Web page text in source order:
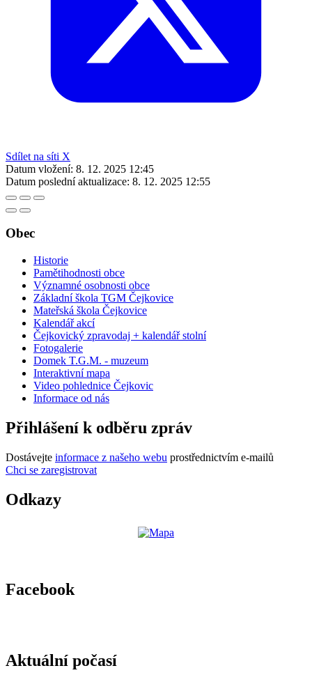
Sdílet na síti X
Datum vložení: 8. 12. 2025 12:45
Datum poslední aktualizace: 8. 12. 2025 12:55
Obec
Historie
Pamětihodnosti obce
Významné osobnosti obce
Základní škola TGM Čejkovice
Mateřská škola Čejkovice
Kalendář akcí
Čejkovický zpravodaj + kalendář stolní
Fotogalerie
Domek T.G.M. - muzeum
Interaktivní mapa
Video pohlednice Čejkovic
Informace od nás
Přihlášení k odběru zpráv
Dostávejte informace z našeho webu prostřednictvím e-mailů
Chci se zaregistrovat
Odkazy
Facebook
Aktuální počasí